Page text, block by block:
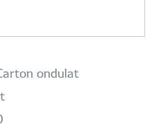
ondulat